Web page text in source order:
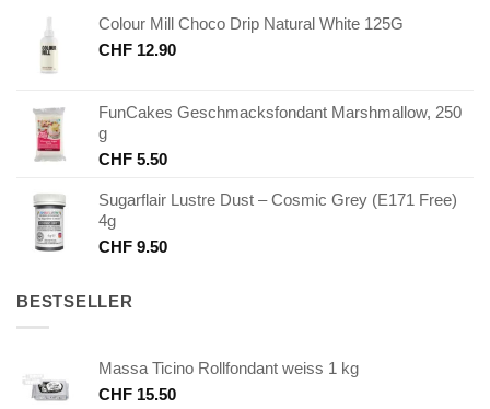
Colour Mill Choco Drip Natural White 125G
CHF 12.90
FunCakes Geschmacksfondant Marshmallow, 250
g
CHF 5.50
Sugarflair Lustre Dust – Cosmic Grey (E171 Free)
4g
CHF 9.50
BESTSELLER
Massa Ticino Rollfondant weiss 1 kg
CHF 15.50